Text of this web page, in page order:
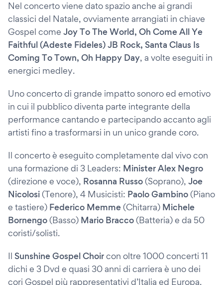
Nel concerto viene dato spazio anche ai grandi
classici del Natale, ovviamente arrangiati in chiave
Gospel come Joy To The World, Oh Come All Ye
Faithful (Adeste Fideles) JB Rock, Santa Claus Is
Coming To Town, Oh Happy Day, a volte eseguiti in
energici medley.
Uno concerto di grande impatto sonoro ed emotivo
in cui il pubblico diventa parte integrante della
performance cantando e partecipando accanto agli
artisti fino a trasformarsi in un unico grande coro.
Il concerto è eseguito completamente dal vivo con
una formazione di 3 Leaders: Minister Alex Negro
(direzione e voce), Rosanna Russo (Soprano), Joe
Nicolosi (Tenore), 4 Musicisti: Paolo Gambino (Piano
e tastiere) Federico Memme (Chitarra) Michele
Bornengo (Basso) Mario Bracco (Batteria) e da 50
coristi/solisti.
Il Sunshine Gospel Choircon oltre 1000 concerti 11
dichi e 3 Dvd e quasi 30 anni di carriera è uno dei
cori Gospel più rappresentativi d’Italia ed Europa.